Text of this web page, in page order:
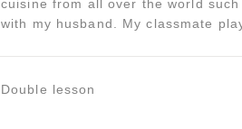
cuisine from all over the world
with my husband. My classmate
Double lesson